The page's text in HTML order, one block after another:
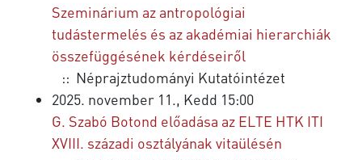
Szeminárium az antropológiai
tudástermelés és az akadémiai hierarchiák
összefüggésének kérdéseiről
:: Néprajztudományi Kutatóintézet
2025. november 11., Kedd 15:00
G. Szabó Botond előadása az ELTE HTK ITI
XVIII. századi osztályának vitaülésén